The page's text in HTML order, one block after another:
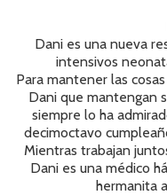
Dani es una nueva
intensivos
Para mantener las
Dani que mantengan
siempre lo ha
decimoctavo
Mientras trabajan
Dani es unamédico
hermanita